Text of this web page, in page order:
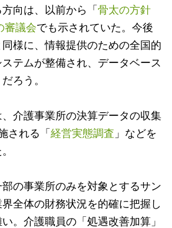
向は、以前から「骨太の方針
審議会でも示されていた。今後
様に、情報提供のための全国的
テムが整備され、データベース
ろう。
介護事業所の決算データの収集
される「経営実態調査 」などを
の事業所のみを対象とするサン
全体の財務状況を的確に把握し
。介護職員の「処遇改善加算」